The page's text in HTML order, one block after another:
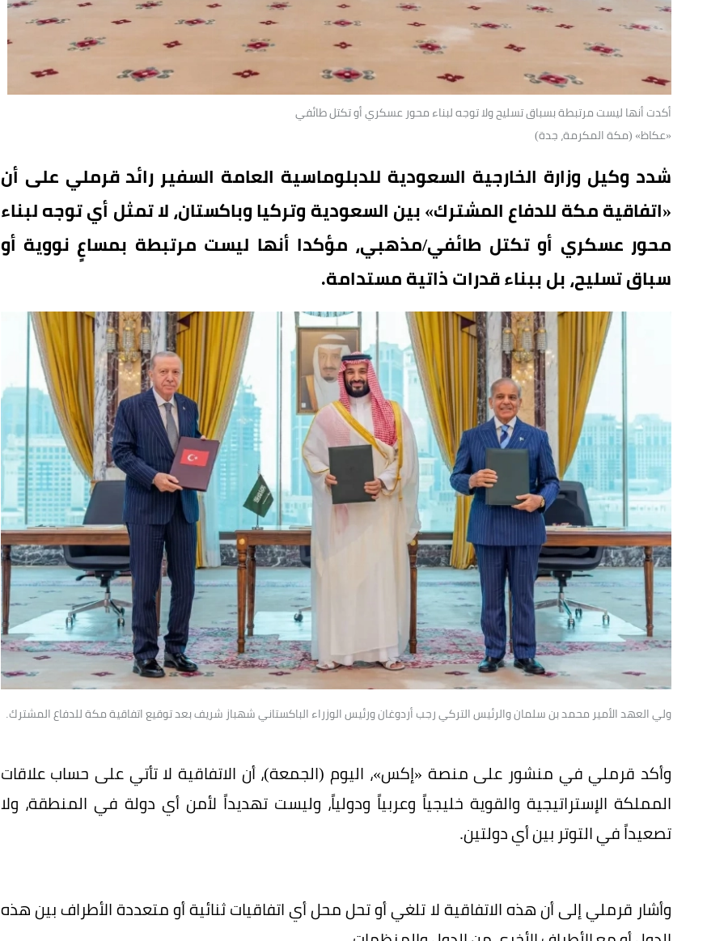
أكدت أنها ليست مرتبطة بسباق تسليح ولا توجه لبناء محور عسكري أو تكتل طائفي
«عكاظ» (مكة المكرمة، جدة)
شدد وكيل وزارة الخارجية السعودية للدبلوماسية العامة السفير رائد قرملي على أن
«اتفاقية مكة للدفاع المشترك» بين السعودية وتركيا وباكستان، لا تمثل أي توجه لبناء
محور عسكري أو تكتل طائفي/مذهبي، مؤكدا أنها ليست مرتبطة بمساعٍ نووية أو
سباق تسليح، بل ببناء قدرات ذاتية مستدامة.
ولي العهد الأمير محمد بن سلمان والرئيس التركي رجب أردوغان ورئيس الوزراء الباكستاني شهباز شريف بعد توقيع اتفاقية مكة للدفاع المشترك.
وأكد قرملي في منشور على منصة «إكس»، اليوم (الجمعة)، أن الاتفاقية لا تأتي على حساب علاقات
المملكة الإستراتيجية والقوية خليجياً وعربياً ودولياً، وليست تهديداً لأمن أي دولة في المنطقة، ولا
تصعيداً في التوتر بين أي دولتين.
وأشار قرملي إلى أن هذه الاتفاقية لا تلغي أو تحل محل أي اتفاقيات ثنائية أو متعددة الأطراف بين هذه